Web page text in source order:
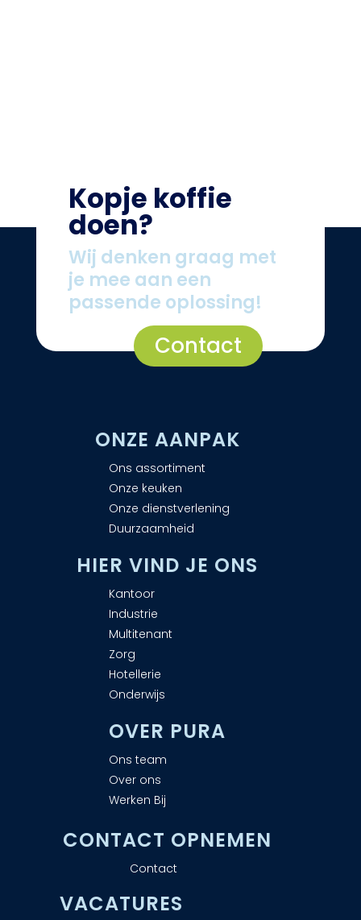
Kopje koffie
doen?
Wij denken graag met
je mee aan een
passende oplossing!
Contact
ONZE AANPAK
Ons assortiment
Onze keuken
Onze dienstverlening
Duurzaamheid
HIER VIND JE ONS
Kantoor
Industrie
Multitenant
Zorg
Hotellerie
Onderwijs
OVER PURA
Ons team
Over ons
Werken Bij
CONTACT OPNEMEN
Contact
VACATURES